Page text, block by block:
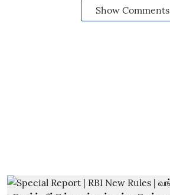
Show Comments